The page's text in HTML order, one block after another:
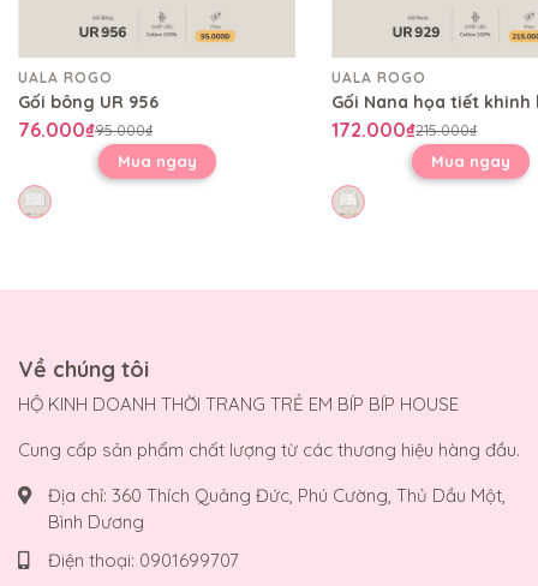
UALA ROGO
Gối bông UR 956
76.000₫95.000₫
Mua ngay
UALA ROGO
172.000₫215.000₫
Mua ngay
Về chúng tôi
HỘ KINH DOANH THỜI TRANG TRẺ EM BÍP BÍP HOUSE
Cung cấp sản phẩm chất lượng từ các thương hiệu hàng đầu.
Địa chỉ: 360 Thích Quảng Đức, Phú Cường, Thủ Dầu Một,
Bình Dương
Điện thoại: 0901699707